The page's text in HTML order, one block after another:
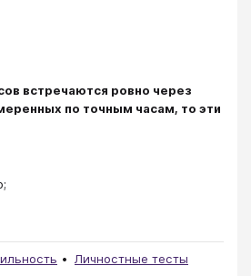
встречаются ровно через
по точным часам, то эти
Личностные тесты